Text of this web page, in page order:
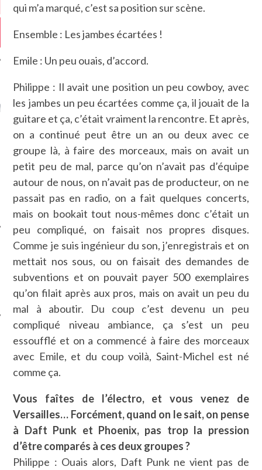
KARMA –
ANNIVERSAIRE
SOCIAUX
qui m’a marqué, c’est sa position sur scène.
Ensemble : Les jambes écartées !
Emile : Un peu ouais, d’accord.
Philippe : Il avait une position un peu cowboy, avec
les jambes un peu écartées comme ça, il jouait de la
guitare et ça, c’était vraiment la rencontre. Et après,
on a continué peut être un an ou deux avec ce
groupe là, à faire des morceaux, mais on avait un
petit peu de mal, parce qu’on n’avait pas d’équipe
autour de nous, on n’avait pas de producteur, on ne
passait pas en radio, on a fait quelques concerts,
mais on bookait tout nous-mêmes donc c’était un
peu compliqué, on faisait nos propres disques.
Comme je suis ingénieur du son, j’enregistrais et on
mettait nos sous, ou on faisait des demandes de
subventions et on pouvait payer 500 exemplaires
qu’on filait après aux pros, mais on avait un peu du
mal à aboutir. Du coup c’est devenu un peu
compliqué niveau ambiance, ça s’est un peu
essoufflé et on a commencé à faire des morceaux
avec Emile, et du coup voilà, Saint-Michel est né
comme ça.
Vous faîtes de l’électro, et vous venez de
Versailles… Forcément, quand on le sait, on pense
à Daft Punk et Phoenix, pas trop la pression
d’être comparés à ces deux groupes ?
Philippe : Ouais alors, Daft Punk ne vient pas de